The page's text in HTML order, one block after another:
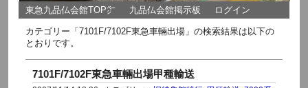
東急九品仏会館TOP㌻ 九品仏会館掲示板 ログイン
カテゴリー「7101F/7102F東急車輛出場」の検索結果は以下の
とおりです。
7101F/7102F東急車輛出場甲種輸送